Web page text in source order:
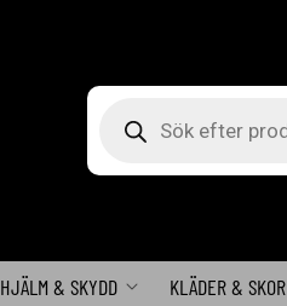
HJÄLM & SKYDD KLÄDER & SKOR